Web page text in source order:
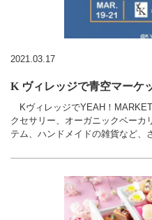
2021.03.17
K ヴィレッジで青空マーケ
KヴィレッジでYEAH！
クセサリー、オーガニックベーカ
テム、ハンドメイドの雑貨など、